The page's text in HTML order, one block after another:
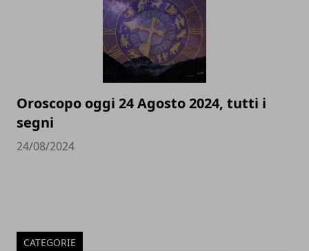
Oroscopo oggi 24 Agosto 2024, tutti i
segni
24/08/2024
CATEGORIE